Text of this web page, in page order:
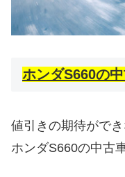
ホンダS660の
値引きの期待がで
ホンダS660の中古車